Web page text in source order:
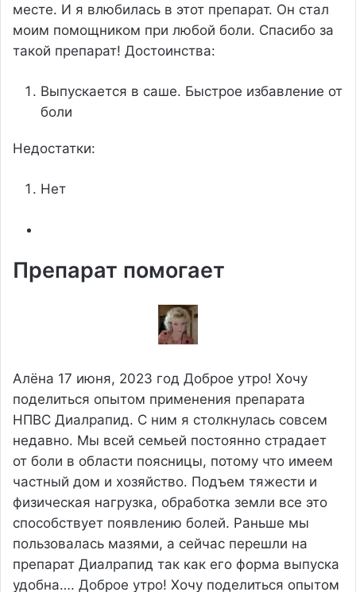
месте. И я влюбилась в этот препарат. Он стал
моим помощником при любой боли. Спасибо за
такой препарат! Достоинства:
Выпускается в саше. Быстрое избавление от
боли
Недостатки:
Нет
Препарат помогает
Алëна 17 июня, 2023 год Доброе утро! Хочу
поделиться опытом применения препарата
НПВС Диалрапид. С ним я столкнулась совсем
недавно. Мы всей семьей постоянно страдает
от боли в области поясницы, потому что имеем
частный дом и хозяйство. Подъем тяжести и
физическая нагрузка, обработка земли все это
способствует появлению болей. Раньше мы
пользовалась мазями, а сейчас перешли на
препарат Диалрапид так как его форма выпуска
удобна…. Доброе утро! Хочу поделиться опытом